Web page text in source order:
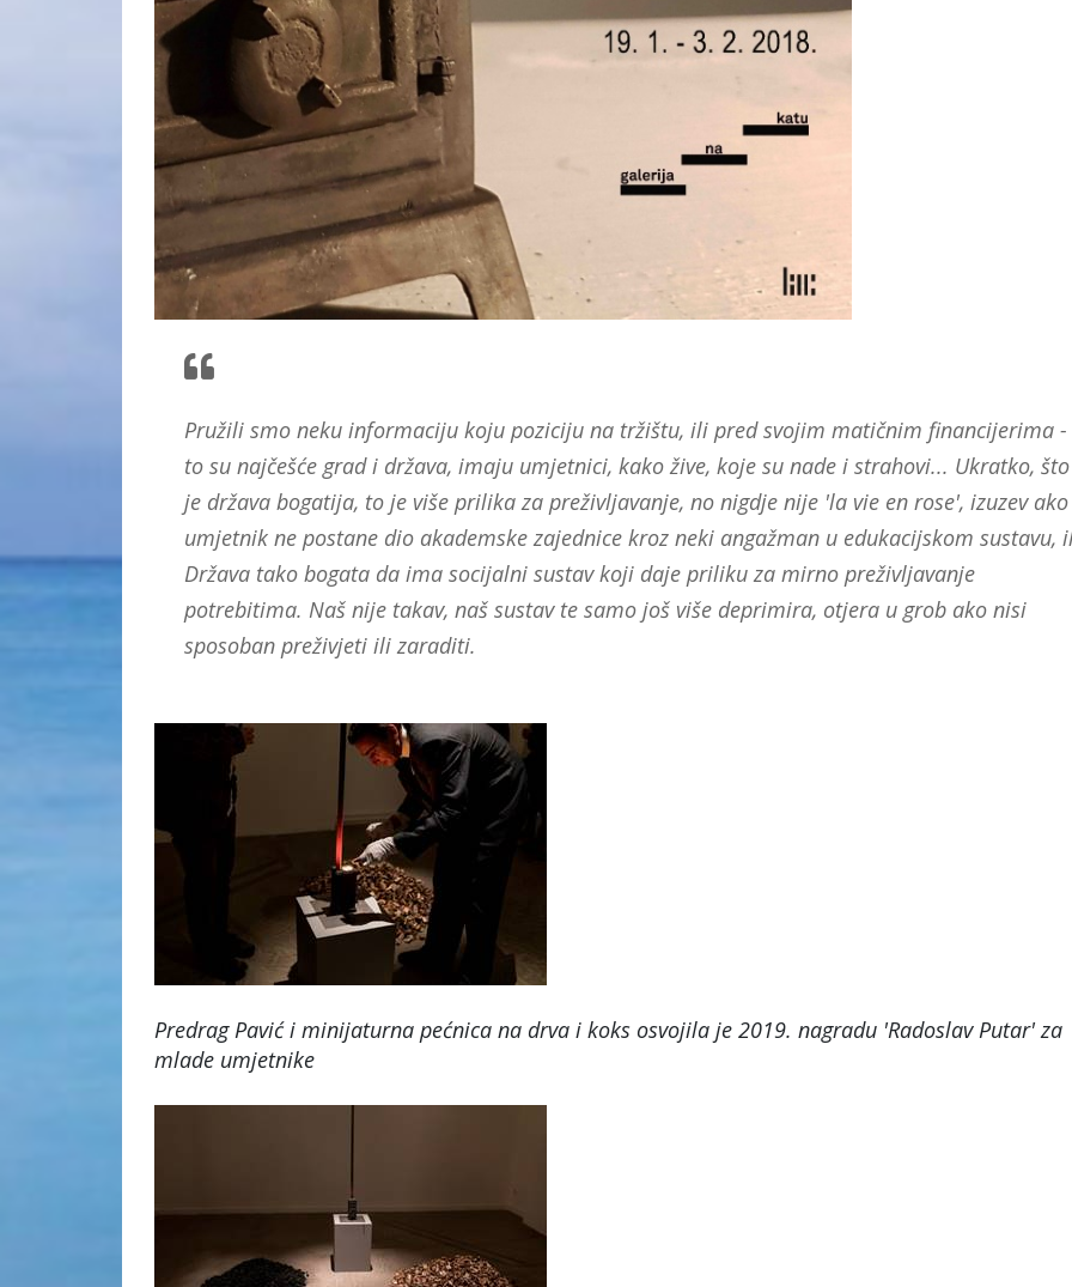
Pružili smo neku informaciju koju poziciju na tržištu, ili pred svojim matičnim financijerima -
to su najčešće grad i država, imaju umjetnici, kako žive, koje su nade i strahovi... Ukratko, što
je država bogatija, to je više prilika za preživljavanje, no nigdje nije 'la vie en rose', izuzev ako
umjetnik ne postane dio akademske zajednice kroz neki angažman u edukacijskom sustavu,
Država tako bogata da ima socijalni sustav koji daje priliku za mirno preživljavanje
potrebitima. Naš nije takav, naš sustav te samo još više deprimira, otjera u grob ako nisi
sposoban preživjeti ili zaraditi.
Predrag Pavić i minijaturna pećnica na drva i koks osvojila je 2019. nagradu 'Radoslav Putar' za
mlade umjetnike